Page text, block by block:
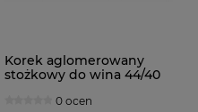
Korek aglomerowany
stożkowy do wina 44/40
0 ocen